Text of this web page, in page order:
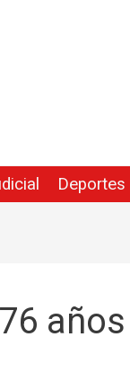
Deportes
años